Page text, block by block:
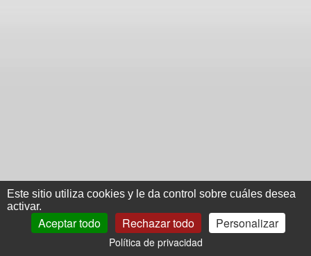
Este sitio utiliza cookies y le da control sobre cuáles desea
activar.
Aceptar todo Rechazar todo Personalizar
Política de privacidad